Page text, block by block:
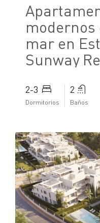
mar en
Sunway
2-3
Dormitorios
2
Baños